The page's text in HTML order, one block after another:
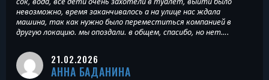
невозможно, время заканчивалось а на улице нас ждала
машина, так как нужно было переместиться компанией в
другую локацию. мы опоздали. в общем, спасибо, но нет….
21.02.2026
АННА БАДАНИНА